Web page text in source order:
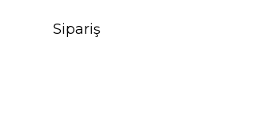
Sipariş